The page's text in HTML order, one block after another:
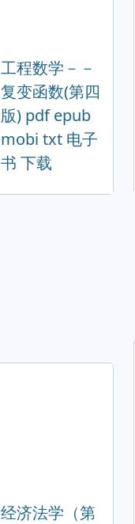
工程数学－－
复变函数(第四
版) pdf epub
mobi txt 电子
书 下载
经济法学（第